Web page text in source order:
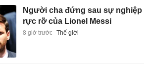
Người cha đứng sau sự nghiệp
rực rỡ của Lionel Messi
8 giờ trước Thế giới